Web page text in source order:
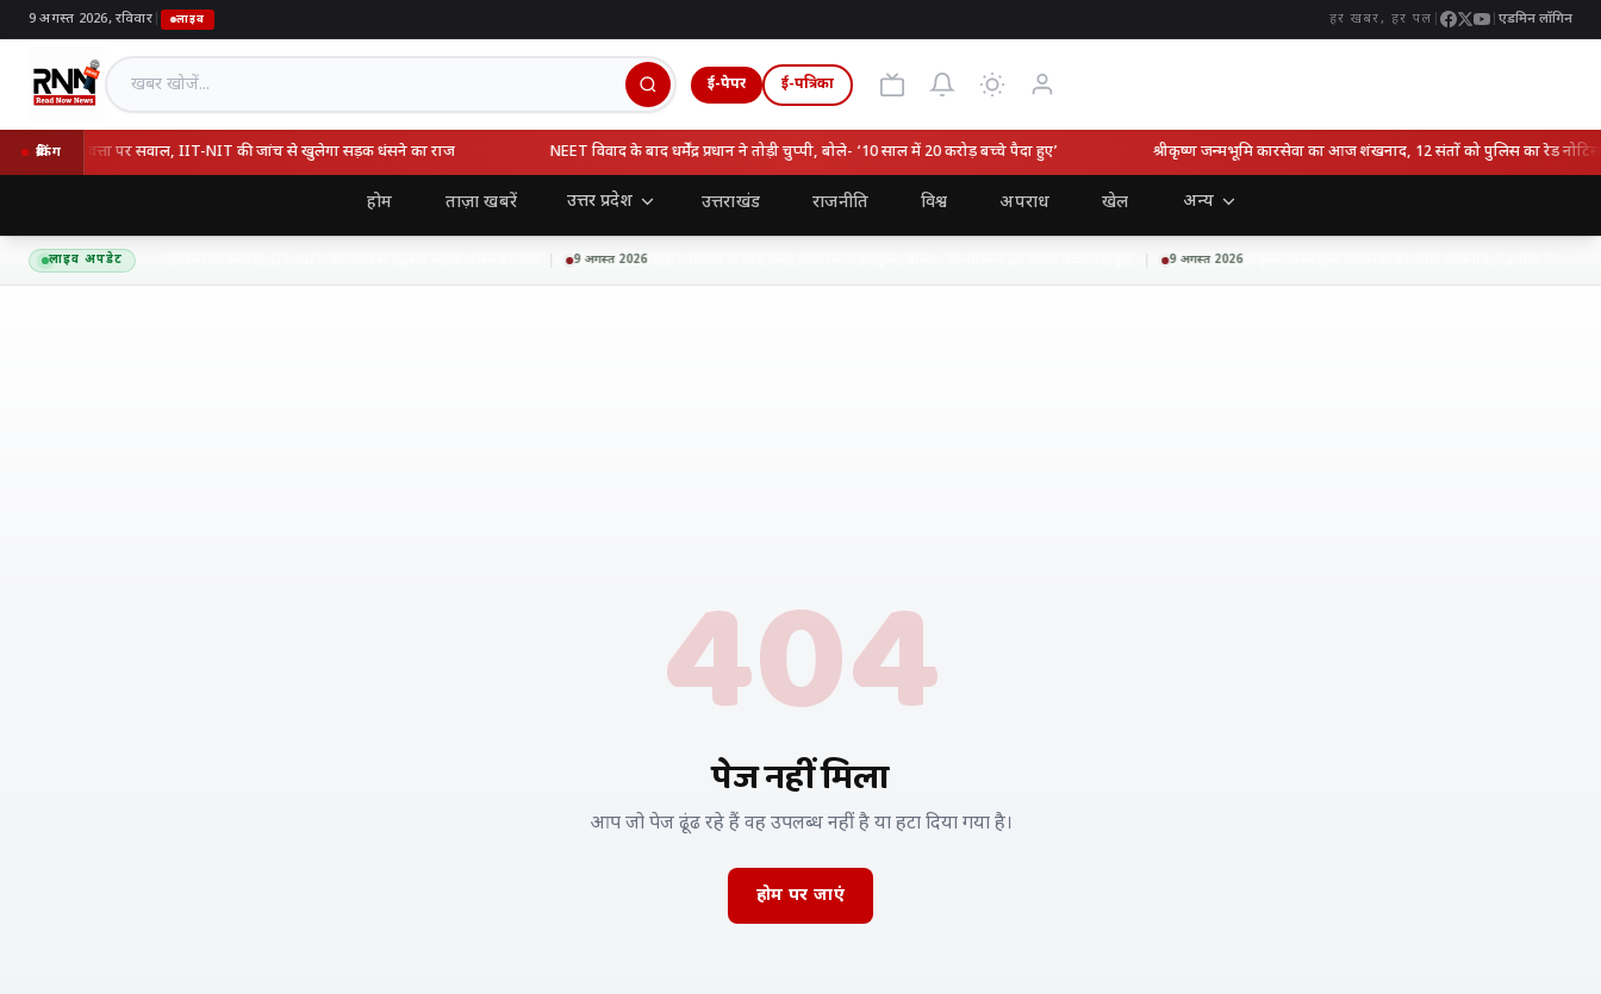
9 अगस्त 2026, रविवार| लाइव हर खबर, हर पल एडमिन लॉगिन
ई-पेपर ई-पत्रिका
ब्रेकिंग
की गुणवत्ता पर सवाल, IIT-NIT की जांच से खुलेगा सड़क धंसने का राज NEET विवाद के बाद धर्मेंद्र प्रधान ने तोड़ी चुप्पी, बोले- ‘10 साल में 20 करोड़ बच्चे पैदा हुए’ श्रीकृष्ण जन्मभूमि कारसेवा का आज शंखनाद, 12 संतों को पुलिस का रेड नोटिस;
होम ताज़ा खबरें उत्तर प्रदेश उत्तराखंड राजनीति विश्व अपराध खेल अन्य
लाइव अपडेट
कानपुर एक्सप्रेसवे की गुणवत्ता पर सवाल, IIT-NIT की जांच से खुलेगा सड़क धंसने का राज 9 अगस्त 2026NEET विवाद के बाद धर्मेंद्र प्रधान ने तोड़ी चुप्पी, बोले- ‘10 साल में 20 करोड़ बच्चे पैदा हुए’ 9 अगस्त 2026श्रीकृष्ण जन्मभूमि कारसेवा का आज शंखनाद, 12 संतों को पुलिस का
404
पेज नहीं मिला
आप जो पेज ढूंढ रहे हैं वह उपलब्ध नहीं है या हटा दिया गया है।
होम पर जाएं